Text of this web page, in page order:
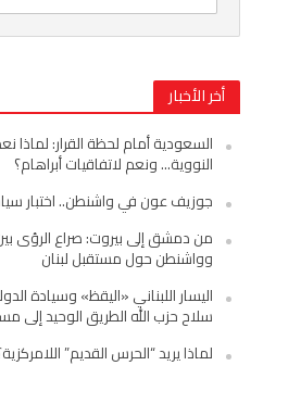
أخر الأخبار
السعودية أمام لحظة القرار: لماذا
النووية… ونعم لاتفاقيات أبراهام؟
جوزيف عون في واشنطن.. اختبار
من دمشق إلى بيروت: صراع الرؤى
وواشنطن حول مستقبل لبنان
اليسار اللبناني «اليقظ» وسيادة
سلاح حزب الله الطريق الوحيد إلى
لماذا يريد “الحرس القديم”